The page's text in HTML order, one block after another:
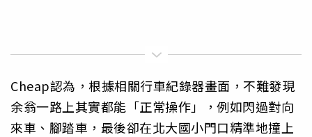
Cheap認為，根據相關行車紀錄器畫面，不難發現
余翁一路上其實都能「正常操作」，例如閃過對向
來車、腳踏車，最後卻在北大國小門口精準地撞上